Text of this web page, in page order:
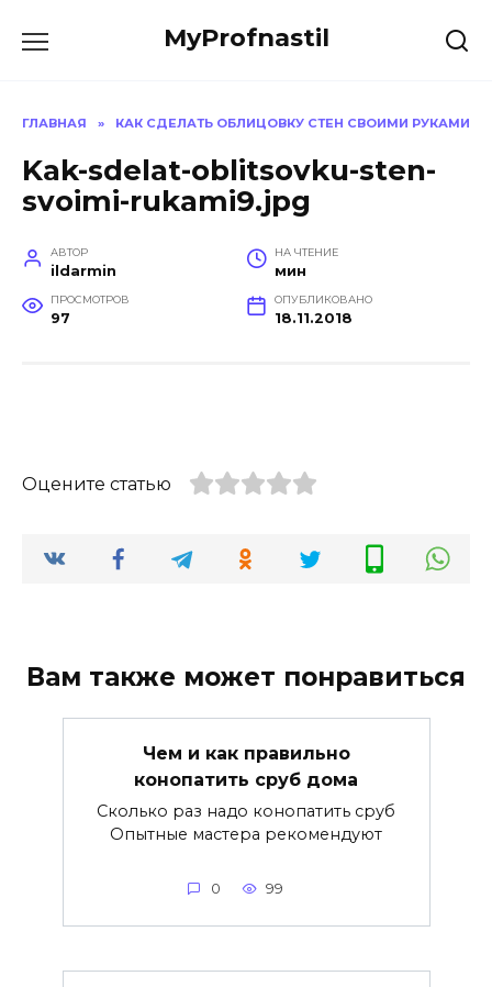
MyProfnastil
ГЛАВНАЯ » КАК СДЕЛАТЬ ОБЛИЦОВКУ СТЕН СВОИМИ РУКАМИ
Kak-sdelat-oblitsovku-sten-
svoimi-rukami9.jpg
АВТОР
ildarmin
НА ЧТЕНИЕ
мин
ПРОСМОТРОВ
97
ОПУБЛИКОВАНО
18.11.2018
Оцените статью
Вам также может понравиться
Чем и как правильно
конопатить сруб дома
Сколько раз надо конопатить сруб
Опытные мастера рекомендуют
0 99